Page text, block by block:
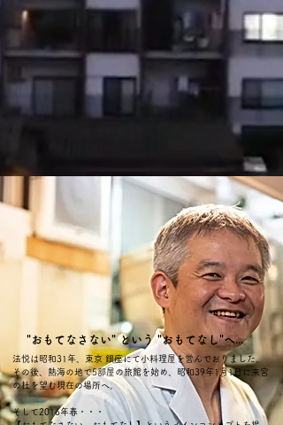
​"おもてなさない" という "おもてなし"へ...
​法悦は昭和31年、東京 銀座にて小料理屋を営んでおりました。
その後、熱海の地で5部屋の旅館を始め、昭和39年1月1日に来宮
の杜を望む現在の場所へ。
そして2016年春・・・